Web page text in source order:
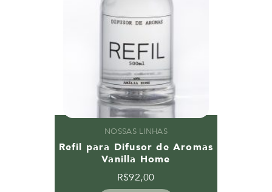
NOSSAS LINHAS
Refil para Difusor de Aromas
Vanilla Home
R$92,00